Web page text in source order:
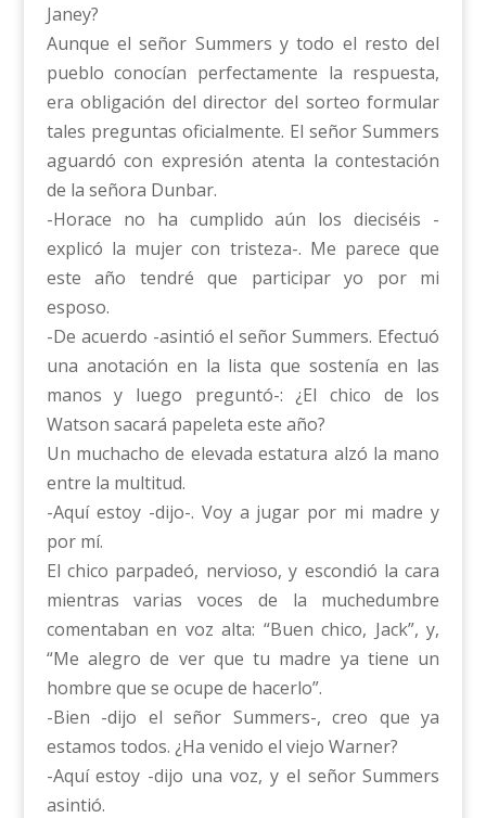
Janey?
Aunque el señor Summers y todo el resto del
pueblo conocían perfectamente la respuesta,
era obligación del director del sorteo formular
tales preguntas oficialmente. El señor Summers
aguardó con expresión atenta la contestación
de la señora Dunbar.
-Horace no ha cumplido aún los dieciséis -
explicó la mujer con tristeza-. Me parece que
este año tendré que participar yo por mi
esposo.
-De acuerdo -asintió el señor Summers. Efectuó
una anotación en la lista que sostenía en las
manos y luego preguntó-: ¿El chico de los
Watson sacará papeleta este año?
Un muchacho de elevada estatura alzó la mano
entre la multitud.
-Aquí estoy -dijo-. Voy a jugar por mi madre y
por mí.
El chico parpadeó, nervioso, y escondió la cara
mientras varias voces de la muchedumbre
comentaban en voz alta: “Buen chico, Jack”, y,
“Me alegro de ver que tu madre ya tiene un
hombre que se ocupe de hacerlo”.
-Bien -dijo el señor Summers-, creo que ya
estamos todos. ¿Ha venido el viejo Warner?
-Aquí estoy -dijo una voz, y el señor Summers
asintió.